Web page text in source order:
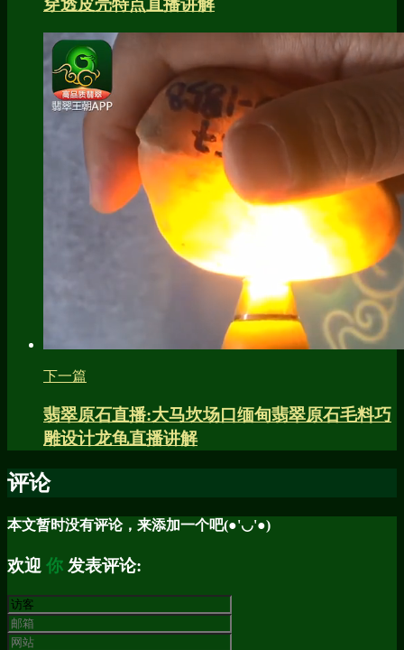
下一篇
翡翠原石直播:大马坎场口缅甸翡翠原石毛料巧
雕设计龙龟直播讲解
评论
本文暂时没有评论，来添加一个吧(●'◡'●)
欢迎 你 发表评论: